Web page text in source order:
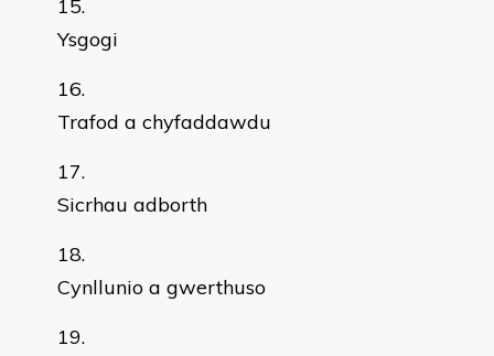
Ysgogi
Trafod a chyfaddawdu
Sicrhau adborth
Cynllunio a gwerthuso